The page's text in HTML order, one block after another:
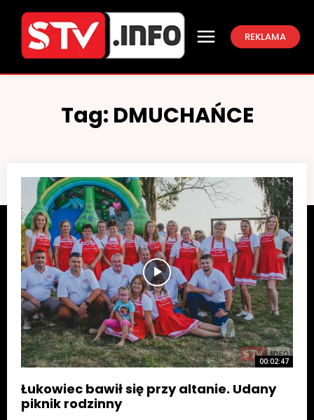
REKLAMA
Tag: DMUCHAŃCE
00:02:47
Łukowiec bawił się przy altanie. Udany
piknik rodzinny